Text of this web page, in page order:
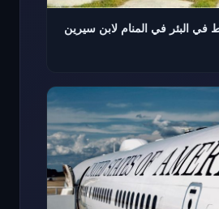
في البئر في المنام لابن سيرين